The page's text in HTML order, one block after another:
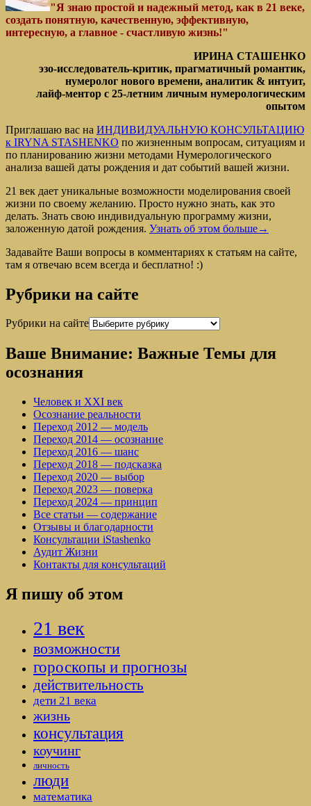
"Я знаю простой и надежный метод, как в 21 веке,
создать понятную, качественную, эффективную,
интересную, а главное - счастливую жизнь!"
ИРИНА СТАШЕНКО
эзо-исследователь-критик, прагматичный романтик,
нумеролог нового времени, аналитик & интуит,
лайф-ментор с 25-летним личным нумерологическим
опытом
Приглашаю вас на ИНДИВИДУАЛЬНУЮ КОНСУЛЬТАЦИЮ
к IRYNA STASHENKO по жизненным вопросам, ситуациям и
по планированию жизни методами Нумерологического
анализа вашей даты рождения и дат событий вашей жизни.
21 век дает уникальные возможности моделирования своей
жизни по своему желанию. Просто нужно знать, как это
делать. Знать свою индивидуальную программу жизни,
заложенную датой рождения. Узнать об этом больше→
Задавайте Ваши вопросы в комментариях к статьям на сайте,
там я отвечаю всем всегда и бесплатно! :)
Рубрики на сайте
Рубрики на сайте
Ваше Внимание: Важные Темы для
осознания
Человек и XXI век
Осознание реальности
Переход 2012 — модель
Переход 2014 — осознание
Переход 2016 — шанс
Переход 2018 — подсказка
Переход 2020 — выбор
Переход 2023 — поверка
Переход 2024 — принцип
Все статьи — содержание
Отзывы и благодарности
Консультации iStashenko
Аудит Жизни
Контакты для консультаций
Я пишу об этом
21 век
возможности
гороскопы и прогнозы
действительность
дети 21 века
жизнь
консультация
коучинг
личность
люди
математика